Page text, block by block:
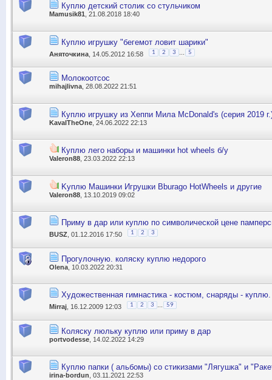
Куплю детский столик со стульчиком
Mamusik81, 21.08.2018 18:40
Куплю игрушку "бегемот ловит шарики"
Аняточкина , 14.05.2012 16:58 1 2 3 5
Молокоотсос
mihajlivna, 28.08.2022 21:51
Куплю игрушку из Хеппи Мила McDonald's (серия 2019
KavalTheOne , 24.06.2022 22:13
Куплю лего наборы и машинки hot wheels б/у
Valeron88 , 23.03.2022 22:13
Kуплю Mашинки Игрушки Bburago HotWheels и другие
Valeron88 , 13.10.2019 09:02
Приму в дар или куплю по символической цене
BUSZ , 01.12.2016 17:50 1 2 3
Прогулочную. коляску куплю недорого
Olena , 10.03.2022 20:31
Художественная гимнастика - костюм, снаряды - куплю.
Mirraj , 16.12.2009 12:03 1 2 3 59
Коляску люльку куплю или приму в дар
portvodesse , 14.02.2022 14:29
Куплю папки ( альбомы) со стикизами "Лягушка" и
irina-bordun , 03.11.2021 22:53